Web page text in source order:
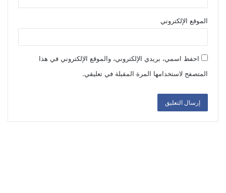
الموقع الإلكتروني
احفظ اسمي، بريدي الإلكتروني، والموقع الإلكتروني في هذا
المتصفح لاستخدامها المرة المقبلة في تعليقي.